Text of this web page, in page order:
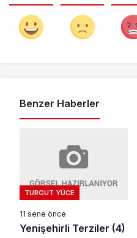
Benzer Haberler
TURGUT YÜCE
11 sene önce
Yenişehirli Terziler (4)